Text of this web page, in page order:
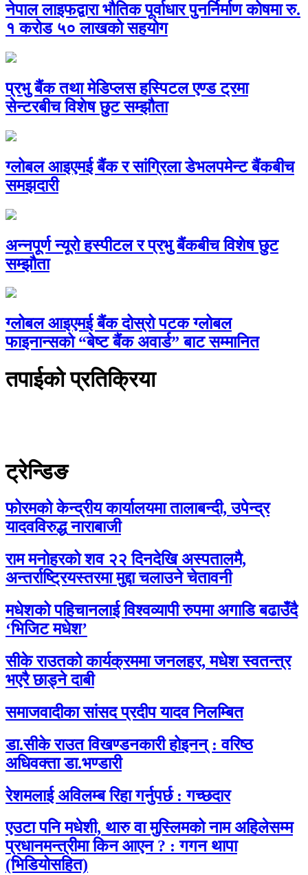
नेपाल लाइफद्वारा भौतिक पूर्वाधार पुनर्निर्माण कोषमा रु.
१ करोड ५० लाखको सहयोग
प्रभु बैंक तथा मेडिप्लस हस्पिटल एण्ड ट्रमा
सेन्टरबीच विशेष छुट सम्झौता
ग्लोबल आइएमई बैंक र सांग्रिला डेभलपमेन्ट बैंकबीच
समझदारी
अन्नपूर्ण न्यूरो हस्पीटल र प्रभु बैंकबीच विशेष छुट
सम्झौता
ग्लोबल आइएमई बैंक दोस्रो पटक ग्लोबल
फाइनान्सको “बेष्ट बैंक अवार्ड” बाट सम्मानित
तपाईको प्रतिक्रिया
ट्रेन्डिङ
फोरमको केन्द्रीय कार्यालयमा तालाबन्दी, उपेन्द्र
यादवविरुद्ध नाराबाजी
राम मनोहरको शव २२ दिनदेखि अस्पतालमै,
अन्तर्राष्ट्रियस्तरमा मुद्दा चलाउने चेतावनी
मधेशको पहिचानलाई विश्वव्यापी रुपमा अगाडि बढाउँदै
‘भिजिट मधेश’
सीके राउतको कार्यक्रममा जनलहर, मधेश स्वतन्त्र
भएरै छाड्ने दाबी
समाजवादीका सांसद प्रदीप यादव निलम्बित
डा.सीके राउत विखण्डनकारी होइनन् : वरिष्ठ
अधिवक्ता डा.भण्डारी
रेशमलाई अविलम्ब रिहा गर्नुपर्छ : गच्छदार
एउटा पनि मधेशी, थारु वा मुस्लिमको नाम अहिलेसम्म
प्रधानमन्त्रीमा किन आएन ? : गगन थापा
(भिडियोसहित)